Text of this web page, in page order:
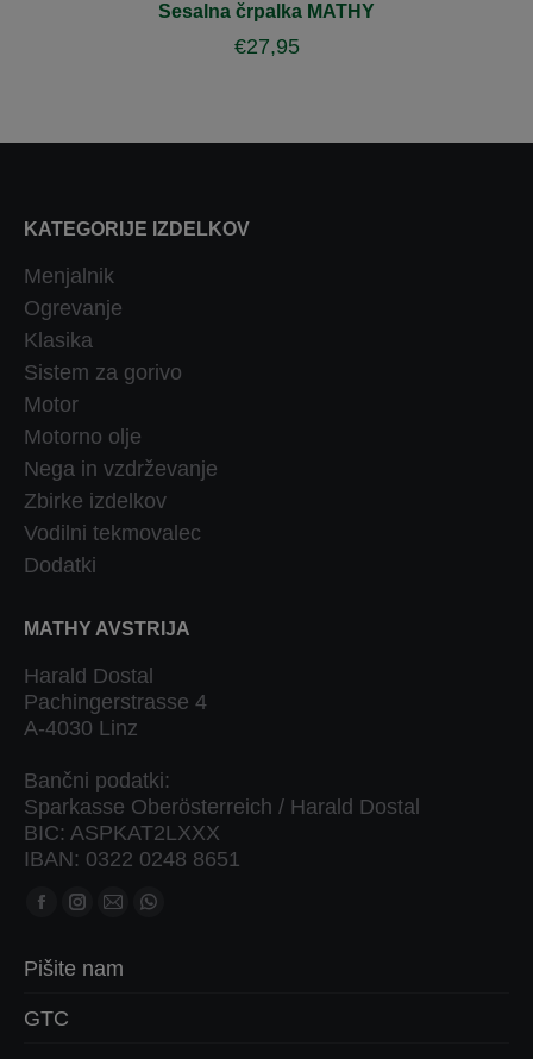
Sesalna črpalka MATHY
€27,95
KATEGORIJE IZDELKOV
Menjalnik
Ogrevanje
Klasika
Sistem za gorivo
Motor
Motorno olje
Nega in vzdrževanje
Zbirke izdelkov
Vodilni tekmovalec
Dodatki
MATHY AVSTRIJA
Harald Dostal
Pachingerstrasse 4
A-4030 Linz
Bančni podatki:
Sparkasse Oberösterreich / Harald Dostal
BIC: ASPKAT2LXXX
IBAN: 0322 0248 8651
Poiščite nas na:
Facebook
se
odpre
Instagram
se
Mail
se
Whatsapp
Pišite nam
GTC